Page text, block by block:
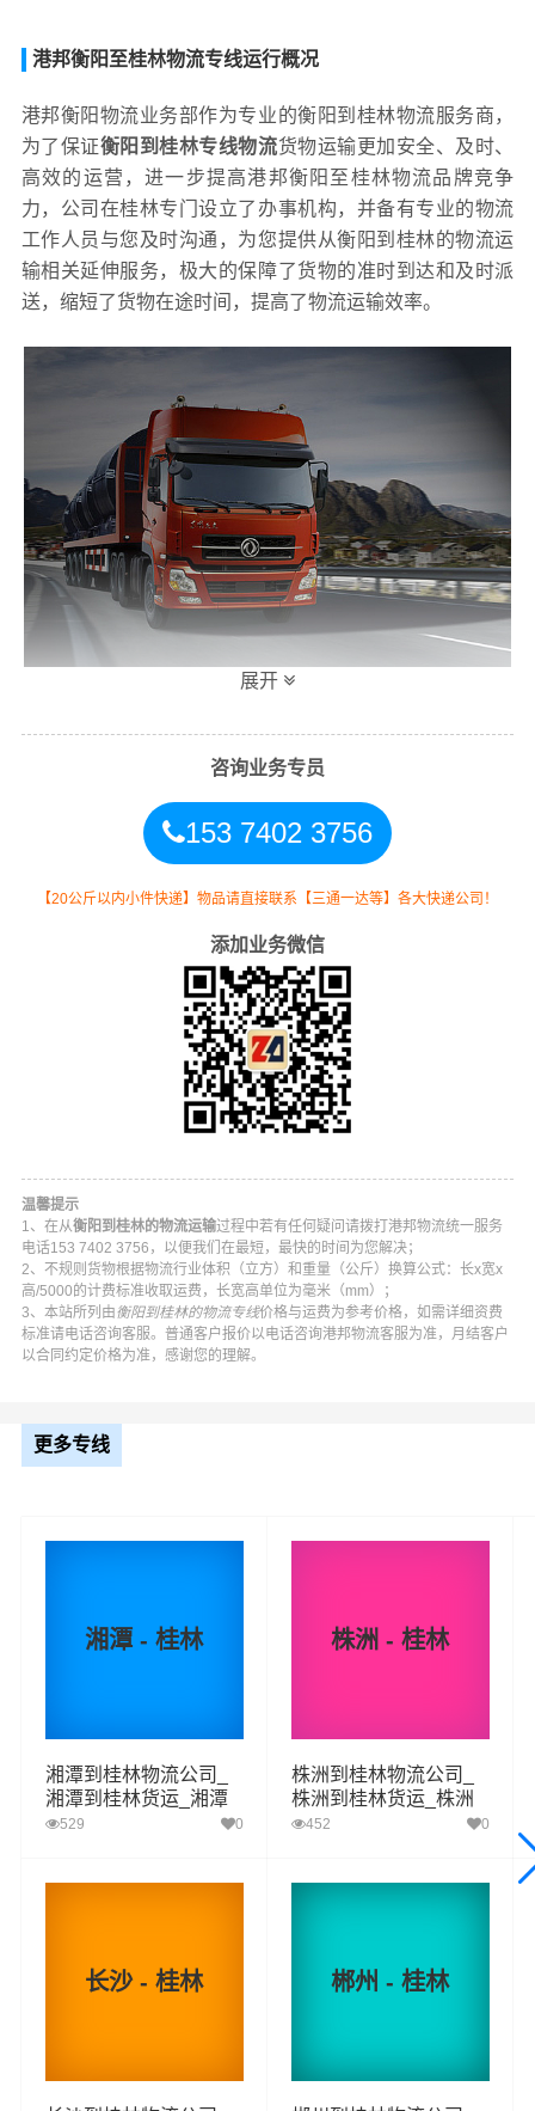
港邦衡阳至桂林物流专线运行概况
港邦衡阳物流业务部作为专业的衡阳到桂林物流服务商，
为了保证衡阳到桂林专线物流货物运输更加安全、及时、
高效的运营，进一步提高港邦衡阳至桂林物流品牌竞争
力，公司在桂林专门设立了办事机构，并备有专业的物流
工作人员与您及时沟通，为您提供从衡阳到桂林的物流运
输相关延伸服务，极大的保障了货物的准时到达和及时派
送，缩短了货物在途时间，提高了物流运输效率。
港邦衡阳到桂林专线物流运输方式
同时，为了方便广大客户从衡阳物流到桂林的不同运输时
效和物流成本要求， 港邦 特推出衡阳到桂林物流
方式，以此来降低从广东衡阳到桂林的物流专线运输成
本，提高由衡阳发货到桂林的物流效率，以便为新老客户
港邦在珠晖区,雁峰区,石鼓区,蒸湘区,南岳区,衡阳县,衡南县,
朔县,灵川县,全州县,兴安县,永福县,灌阳县,龙胜各族,资源
物流，项目物流，并提供上门取货，送货到门，货物打
业提供到更优质的衡阳到桂林物流专线运输服务。
衡阳-桂林 起步价格 重量报价 体积报价 运输时效
元/票
元/立方
县,衡山县,衡东县,祁东县,耒阳,常宁
展开
咨询业务专员
153 7402 3756
【20公斤以内小件快递】物品请直接联系【三通一达等】各大快递公司！
添加业务微信
温馨提示
1、在从衡阳到桂林的物流运输过程中若有任何疑问请拨打港邦物流统一服务
电话153 7402 3756，以便我们在最短，最快的时间为您解决；
2、不规则货物根据物流行业体积（立方）和重量（公斤）换算公式：长x宽x
高/5000的计费标准收取运费，长宽高单位为毫米（mm）；
3、本站所列由衡阳到桂林的物流专线价格与运费为参考价格，如需详细资费
标准请电话咨询客服。普通客户报价以电话咨询港邦物流客服为准，月结客户
以合同约定价格为准，感谢您的理解。
更多专线
湘潭 - 桂林
湘潭到桂林物流公司_
湘潭到桂林货运_湘潭
至桂林物流专线
529 0
株洲 - 桂林
株洲到桂林物流公司_
株洲到桂林货运_株洲
至桂林物流专线
452 0
长沙 - 桂林 郴州 - 桂林